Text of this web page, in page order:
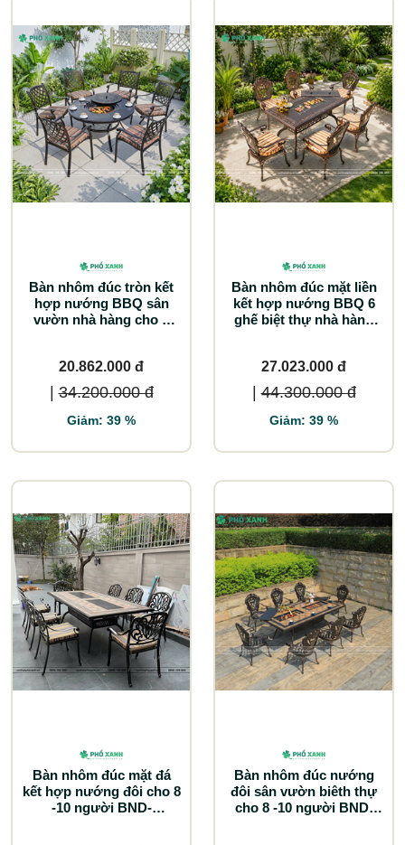
Bàn nhôm đúc tròn kết
hợp nướng BBQ sân
vườn nhà hàng cho 6
20.862.000 đ
| 34.200.000 đ
Giảm: 39 %
Bàn nhôm đúc mặt liền
kết hợp nướng BBQ 6
ghế biệt thự nhà hàng
27.023.000 đ
| 44.300.000 đ
Giảm: 39 %
Bàn nhôm đúc mặt đá
kết hợp nướng đôi cho 8
-10 người BND-
Bàn nhôm đúc nướng
đôi sân vườn biêth thự
cho 8 -10 người BND-